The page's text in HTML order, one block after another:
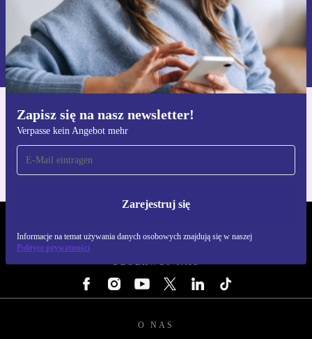
Zapisz się na nasz newsletter!
Verpasse kein Angebot mehr
Zarejestruj się
Informacje na temat używania danych osobowych znajdują się w naszej
Polityce prywatności
Zarejestruj się
Informacje na temat używania danych osobowych znajdują się w
naszej
Polityce prywatności
Pobierz aplikację refurbed
Dla iOS i Android
OBSERWUJ NAS
O NAS